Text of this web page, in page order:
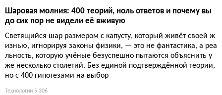
Шаровая молния: 400 теорий, ноль ответов и почему вы
до сих пор не видели её вживую
Светящийся шар размером с капусту, который живёт своей ж
изнью, игнорируя законы физики, — это не фантастика, а реа
льность, которую учёные безуспешно пытаются объяснить у
же несколько столетий. Без единой подтверждённой теории,
но с 400 гипотезами на выбор
Технологии 5 306